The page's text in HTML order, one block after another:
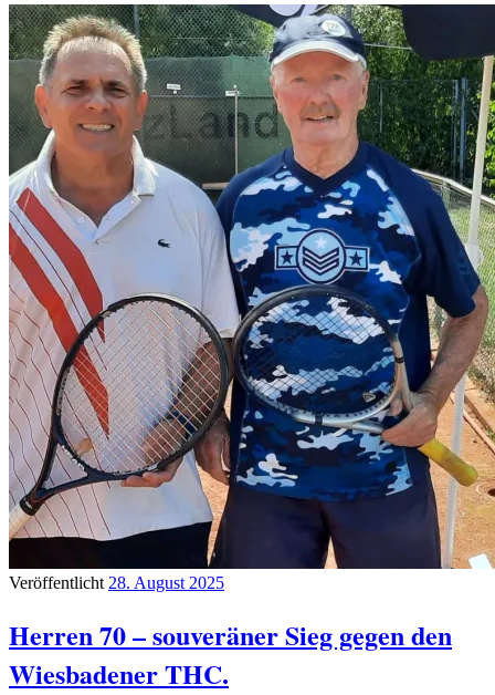
Veröffentlicht 28. August 2025
Herren 70 – souveräner Sieg gegen den
Wiesbadener THC.